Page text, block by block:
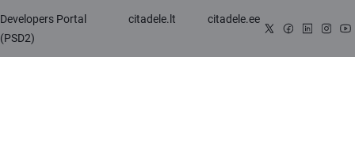
Developers Portal
(PSD2)
citadele.lt citadele.ee